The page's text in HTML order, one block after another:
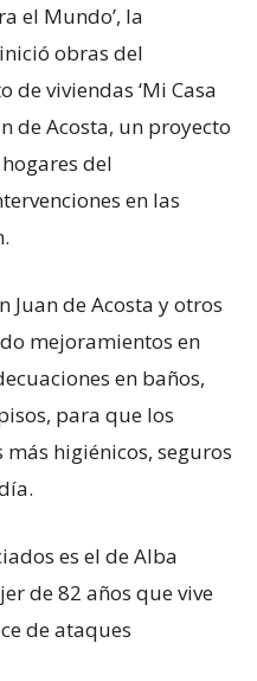
el Mundo’, la
obras del
viviendas ‘Mi Casa
de Acosta, un proyecto
del
en las
Juan de Acosta y otros
mejoramientos en
en baños,
para que los
higiénicos, seguros
es el de Alba
de 82 años que vive
de ataques